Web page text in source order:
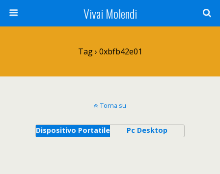
Vivai Molendi
Tag › 0xbfb42e01
Torna su
Dispositivo Portatile Pc Desktop